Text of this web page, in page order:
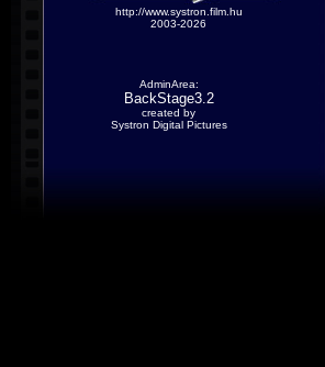
http://www.systron.film.hu
2003-2026
AdminArea:
BackStage3.2
created by
Systron Digital Pictures